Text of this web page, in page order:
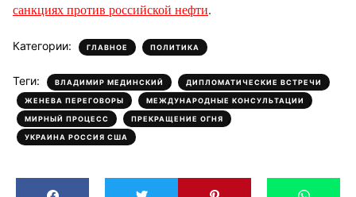
санкциях против российской нефти.
Категории: ГЛАВНОЕ , ПОЛИТИКА
Теги: ВЛАДИМИР МЕДИНСКИЙ , ДИПЛОМАТИЧЕСКИЕ ВСТРЕЧИ ,
ЖЕНЕВА ПЕРЕГОВОРЫ , МЕЖДУНАРОДНЫЕ КОНСУЛЬТАЦИИ ,
МИРНЫЙ ПРОЦЕСС , ПРЕКРАЩЕНИЕ ОГНЯ ,
УКРАИНА РОССИЯ США